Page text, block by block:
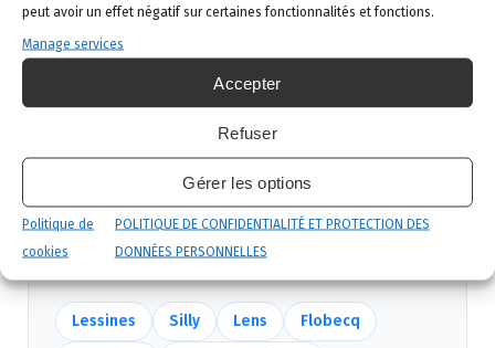
peut avoir un effet négatif sur certaines fonctionnalités et fonctions.
Manage services
Accepter
Refuser
Gérer les options
Politique de
cookies
POLITIQUE DE CONFIDENTIALITÉ ET PROTECTION DES
DONNÉES PERSONNELLES
Intervention ciblée: traitement adapté,
produits certifiés, sécurité maximale, discrétion
garantie.
Nous intervenons aussi près de Enghien
Mêmes équipes, mêmes délais — voir
Lessines Silly Lens Flobecq